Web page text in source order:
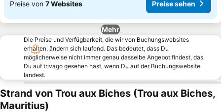
Preise von 7 Websites Preise sehen
Mehr
Die Preise und Verfügbarkeit, die wir von Buchungswebsites
erhalten, ändern sich laufend. Das bedeutet, dass Du
möglicherweise nicht immer genau dasselbe Angebot findest, das
Du auf trivago gesehen hast, wenn Du auf der Buchungswebsite
landest.
Strand von Trou aux Biches (Trou aux Biches,
Mauritius)